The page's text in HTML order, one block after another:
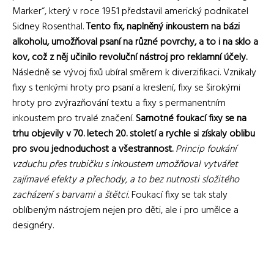
Marker“, který v roce 1951 představil americký podnikatel
Sidney Rosenthal.Tento fix, naplněný inkoustem na bázi
alkoholu, umožňoval psaní na různé povrchy, a to i na sklo a
kov, což z něj učinilo revoluční nástroj pro reklamní účely.
Následně se vývoj fixů ubíral směrem k diverzifikaci. Vznikaly
fixy s tenkými hroty pro psaní a kreslení, fixy se širokými
hroty pro zvýrazňování textu a fixy s permanentním
inkoustem pro trvalé značení.Samotné foukací fixy se na
trhu objevily v 70. letech 20. století a rychle si získaly oblibu
pro svou jednoduchost a všestrannost.Princip foukání
vzduchu přes trubičku s inkoustem umožňoval vytvářet
zajímavé efekty a přechody, a to bez nutnosti složitého
zacházení s barvami a štětci.Foukací fixy se tak staly
oblíbeným nástrojem nejen pro děti, ale i pro umělce a
designéry.